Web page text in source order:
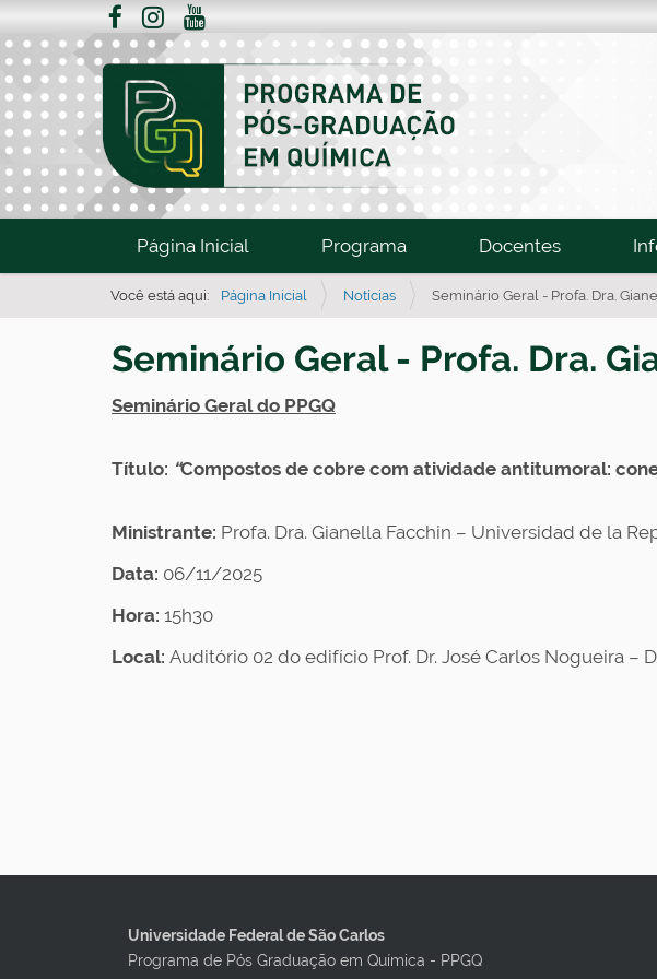
Página Inicial Programa Docentes
Você está aqui: Página Inicial Notícias Seminário Geral - Profa. Dra.
Seminário Geral - Profa. Dra.
Seminário Geral do PPGQ
Título: “Compostos de cobre com atividade antitumoral:
Ministrante: Profa. Dra. Gianella Facchin – Universidad de la
Data: 06/11/2025
Hora: 15h30
Local: Auditório 02 do edifício Prof. Dr. José Carlos Nogueira –
Universidade Federal de São Carlos
Programa de Pós Graduação em Química - PPGQ